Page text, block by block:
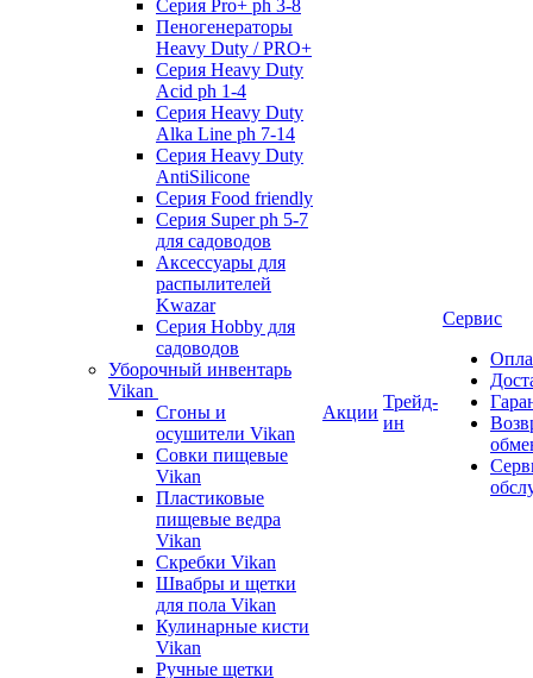
Серия Pro+ ph 3-8
Пеногенераторы
Heavy Duty / PRO+
Серия Heavy Duty
Acid ph 1-4
Серия Heavy Duty
Alka Line ph 7-14
Серия Heavy Duty
AntiSilicone
Серия Food friendly
Серия Super ph 5-7
для садоводов
Аксессуары для
распылителей
Kwazar
Серия Hobby для
садоводов
Уборочный инвентарь
Vikan
Сгоны и
осушители Vikan
Совки пищевые
Vikan
Пластиковые
пищевые ведра
Vikan
Скребки Vikan
Швабры и щетки
для пола Vikan
Кулинарные кисти
Vikan
Ручные щетки
Акции
Трейд-
ин
Сервис